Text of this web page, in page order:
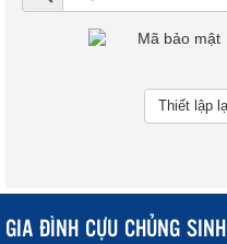
GIA ĐÌNH CỰU CHỦNG